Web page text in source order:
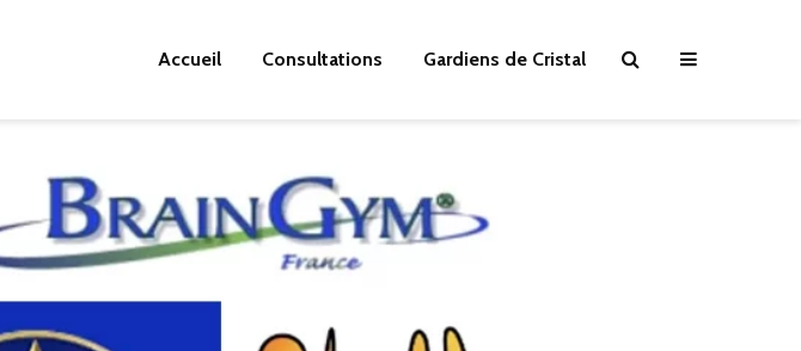
Accueil Consultations Gardiens de Cristal